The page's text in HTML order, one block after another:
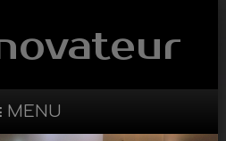
MENU